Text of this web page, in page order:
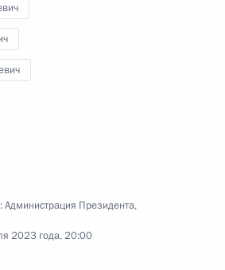
Администрация Президента,
2023 года, 20:00